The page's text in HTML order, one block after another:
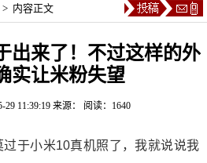
> 内容正文
出来了！不过这样的外
实让米粉失望
29 11:39:19 来源： 阅读：1640
于小米10真机照了，我就说说我